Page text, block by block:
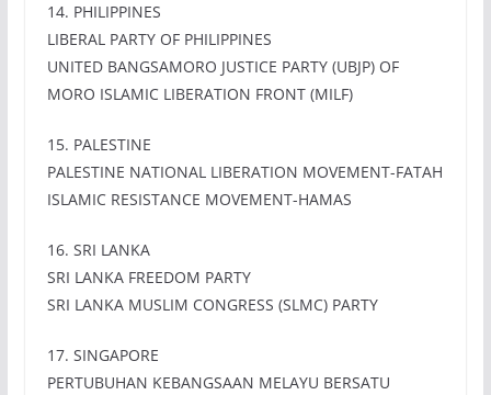
14. PHILIPPINES
LIBERAL PARTY OF PHILIPPINES
UNITED BANGSAMORO JUSTICE PARTY (UBJP) OF
MORO ISLAMIC LIBERATION FRONT (MILF)
15. PALESTINE
PALESTINE NATIONAL LIBERATION MOVEMENT-FATAH
ISLAMIC RESISTANCE MOVEMENT-HAMAS
16. SRI LANKA
SRI LANKA FREEDOM PARTY
SRI LANKA MUSLIM CONGRESS (SLMC) PARTY
17. SINGAPORE
PERTUBUHAN KEBANGSAAN MELAYU BERSATU